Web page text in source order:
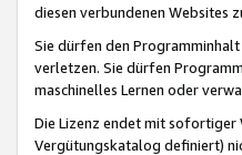
diesen verbundenen Websites
Sie dürfen den
verletzen. Sie dürfen
maschinelles Lernen oder
Die Lizenz endet mit sofortiger
Vergütungskatalog definiert)